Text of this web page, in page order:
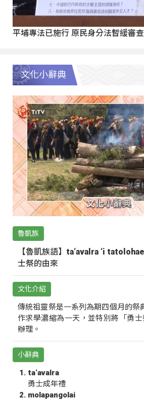
平埔專法已施行 原民身分法暫緩審查
文化小辭典
魯凱族
【魯凱族語】ta‘avalra ‘i
士祭的由來
文化介紹
傳統祖靈祭是一系列為期四個月的祭
作求學濃縮為一天，並特別將「勇士
辦理。
小辭典
ta‘avalra
勇士成年禮
molapangolai